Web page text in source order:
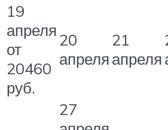
19
апреля
от
20460
руб.
20
апреля
21
апреля
27